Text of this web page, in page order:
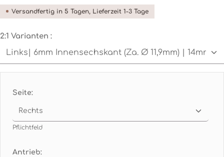
Versandfertig in 5 Tagen, Lieferzeit 1-3 Tage
2:1 Varianten :auswählen
Seite:
Pflichtfeld
Antrieb: